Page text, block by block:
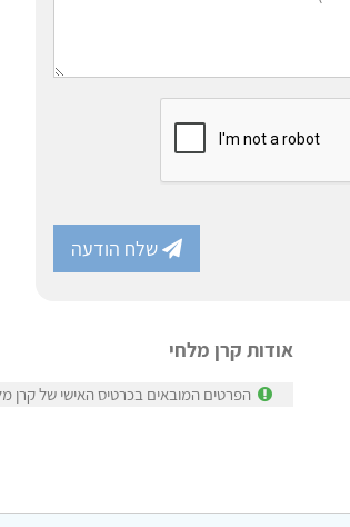
שלח הודעה
אודות קרן מלחי
הפרטים המובאים בכרטיס האישי של קרן